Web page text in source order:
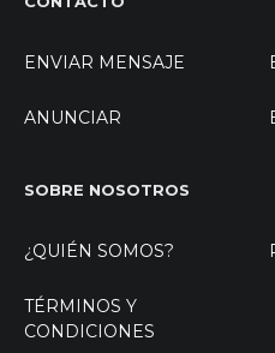
ENVIAR MENSAJE
ANUNCIAR
SOBRE NOSOTROS
¿QUIÉN SOMOS?
TÉRMINOS Y
CONDICIONES